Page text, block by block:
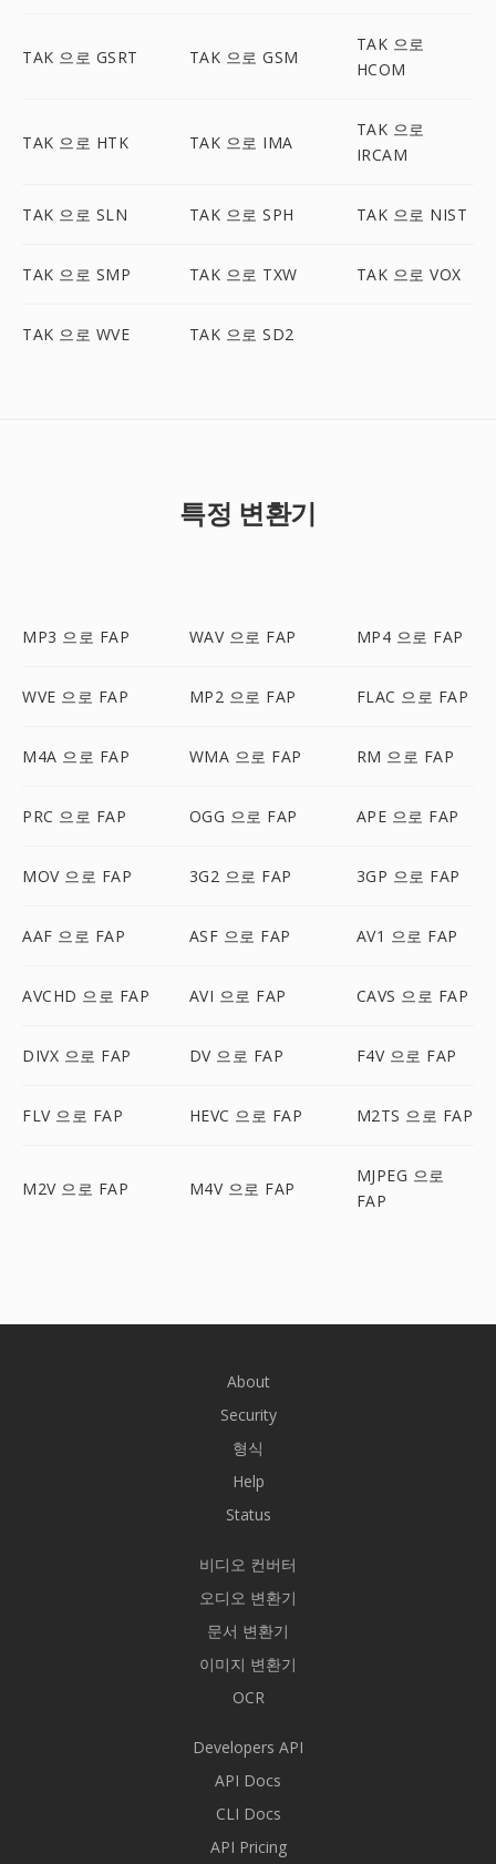
TAK 으로 GSRT TAK 으로 GSM
TAK 으로
HCOM
TAK 으로 HTK TAK 으로 IMA
TAK 으로
IRCAM
TAK 으로 SLN TAK 으로 SPH TAK 으로 NIST
TAK 으로 SMP TAK 으로 TXW TAK 으로 VOX
TAK 으로 WVE TAK 으로 SD2
특정 변환기
MP3 으로 FAP WAV 으로 FAP MP4 으로 FAP
WVE 으로 FAP MP2 으로 FAP FLAC 으로 FAP
M4A 으로 FAP WMA 으로 FAP RM 으로 FAP
PRC 으로 FAP OGG 으로 FAP APE 으로 FAP
MOV 으로 FAP 3G2 으로 FAP 3GP 으로 FAP
AAF 으로 FAP ASF 으로 FAP AV1 으로 FAP
AVCHD 으로 FAP AVI 으로 FAP CAVS 으로 FAP
DIVX 으로 FAP DV 으로 FAP F4V 으로 FAP
FLV 으로 FAP HEVC 으로 FAP M2TS 으로 FAP
M2V 으로 FAP M4V 으로 FAP
MJPEG 으로
FAP
About
Security
형식
Help
Status
비디오 컨버터
오디오 변환기
문서 변환기
이미지 변환기
OCR
Developers API
API Docs
CLI Docs
API Pricing